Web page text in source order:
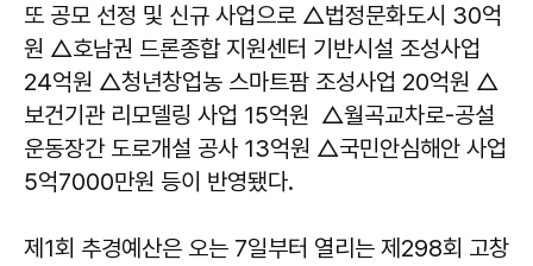
또 공모 선정 및 신규 사업으로 △법정문화도시 30억
원 △호남권 드론종합 지원센터 기반시설 조성사업
24억원 △청년창업농 스마트팜 조성사업 20억원 △
보건기관 리모델링 사업 15억원 △월곡교차로-공설
운동장간 도로개설 공사 13억원 △국민안심해안 사업
5억7000만원 등이 반영됐다.
제1회 추경예산은 오는 7일부터 열리는 제298회 고창